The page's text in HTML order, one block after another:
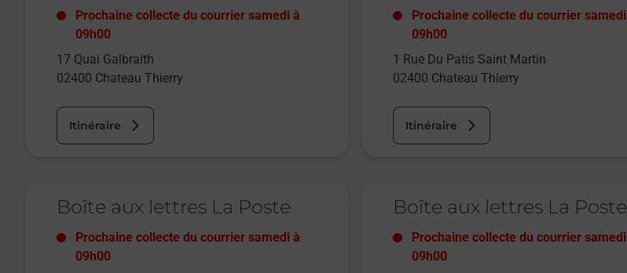
Prochaine collecte du courrier samedi à
09h00
17 Quai Galbraith
02400 Chateau Thierry
Itinéraire
Prochaine collecte du courrier samedi
09h00
1 Rue Du Patis Saint Martin
02400 Chateau Thierry
Itinéraire
Boîte aux lettres La Poste
Prochaine collecte du courrier samedi à
09h00
Boîte aux lettres La Poste
Prochaine collecte du courrier samedi
09h00